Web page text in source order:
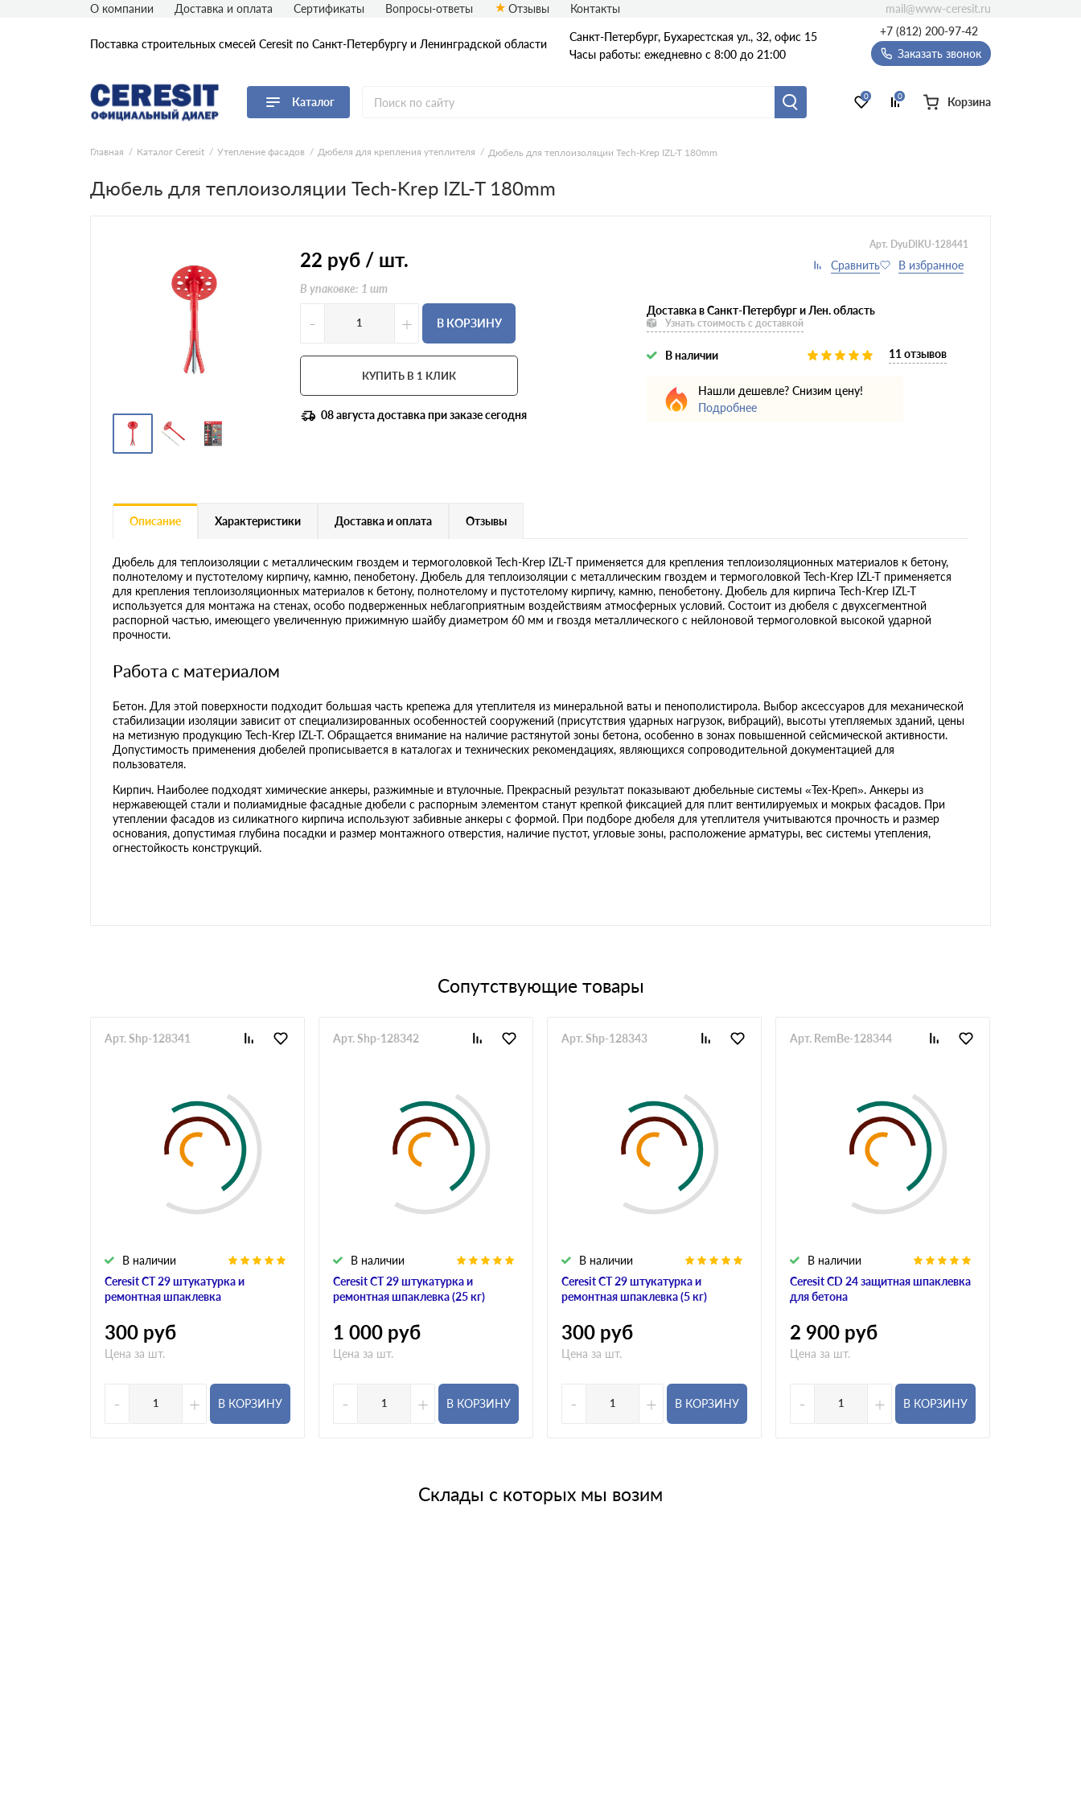
Поставка строительных смесей Ceresit по Санкт-Петербургу и Ленинградской области
Санкт-Петербург, Бухарестская ул., 32, офис 15
Часы работы: ежедневно с 8:00 до 21:00
+7 (812) 200-97-42
Заказать звонок
Каталог
Перейти в каталог
Утепление фасадов Ceresit
Отделка стен Ceresit
Кладочные и ремонтные смеси
Грунтовки Ceresit
Декоративные штукатурки
Краски Ceresit
Ceresit
Фасадные сетки Ceresit
Штукатурно-клеевые составы
Ceresit
0 0 Корзина
О компании Доставка и оплата Сертификаты Вопросы-ответы Отзывы Контакты mail@www-ceresit.ru
Главная Каталог Ceresit Утепление фасадов Дюбеля для крепления утеплителя Дюбель для теплоизоляции Tech-Krep IZL-T 180mm
Дюбель для теплоизоляции Tech-Krep IZL-T 180mm
22 руб / шт.
В упаковке: 1 шт
Арт. DyuDlKU-128441
- + В КОРЗИНУ
КУПИТЬ В 1 КЛИК
08 августа доставка при заказе сегодня
Доставка в Санкт-Петербург и Лен. область
Узнать стоимость с доставкой
В наличии 11 отзывов
Нашли дешевле? Снизим цену!
Подробнее
Описание Характеристики Доставка и оплата Отзывы
Дюбель для теплоизоляции с металлическим гвоздем и термоголовкой Tech-Krep IZL-T применяется для крепления теплоизоляционных материалов к бетону,
полнотелому и пустотелому кирпичу, камню, пенобетону. Дюбель для теплоизоляции с металлическим гвоздем и термоголовкой Tech-Krep IZL-T применяется
для крепления теплоизоляционных материалов к бетону, полнотелому и пустотелому кирпичу, камню, пенобетону. Дюбель для кирпича Tech-Krep IZL-T
используется для монтажа на стенах, особо подверженных неблагоприятным воздействиям атмосферных условий. Состоит из дюбеля с двухсегментной
распорной частью, имеющего увеличенную прижимную шайбу диаметром 60 мм и гвоздя металлического с нейлоновой термоголовкой высокой ударной
прочности.
Работа с материалом
Бетон. Для этой поверхности подходит большая часть крепежа для утеплителя из минеральной ваты и пенополистирола. Выбор аксессуаров для механической
стабилизации изоляции зависит от специализированных особенностей сооружений (присутствия ударных нагрузок, вибраций), высоты утепляемых зданий, цены
на метизную продукцию Tech-Krep IZL-T. Обращается внимание на наличие растянутой зоны бетона, особенно в зонах повышенной сейсмической активности.
Допустимость применения дюбелей прописывается в каталогах и технических рекомендациях, являющихся сопроводительной документацией для
пользователя.
Кирпич. Наиболее подходят химические анкеры, разжимные и втулочные. Прекрасный результат показывают дюбельные системы «Тех-Креп». Анкеры из
нержавеющей стали и полиамидные фасадные дюбели с распорным элементом станут крепкой фиксацией для плит вентилируемых и мокрых фасадов. При
утеплении фасадов из силикатного кирпича используют забивные анкеры с формой. При подборе дюбеля для утеплителя учитываются прочность и размер
основания, допустимая глубина посадки и размер монтажного отверстия, наличие пустот, угловые зоны, расположение арматуры, вес системы утепления,
огнестойкость конструкций.
Сопутствующие товары
Ceresit CT 29 штукатурка и
ремонтная шпаклевка
В наличии
Арт. Shp-128341
300 руб
Цена за шт.
- + В КОРЗИНУ
Ceresit CT 29 штукатурка и
ремонтная шпаклевка (25 кг)
В наличии
Арт. Shp-128342
1 000 руб
Цена за шт.
- + В КОРЗИНУ
Ceresit CT 29 штукатурка и
ремонтная шпаклевка (5 кг)
В наличии
Арт. Shp-128343
300 руб
Цена за шт.
- + В КОРЗИНУ
Ceresit CD 24 защитная шпаклевка
для бетона
В наличии
Арт. RemBe-128344
2 900 руб
Цена за шт.
- + В КОРЗИНУ
Склады с которых мы возим